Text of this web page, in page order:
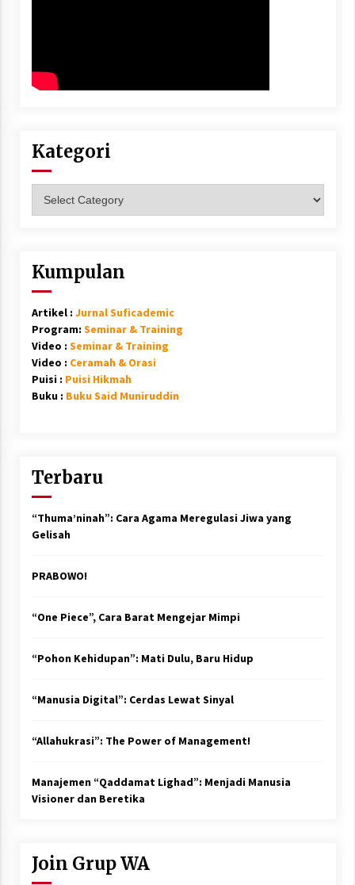
Kategori
Kumpulan
Artikel : Jurnal Suficademic
Program: Seminar & Training
Video : Seminar & Training
Video : Ceramah & Orasi
Puisi : Puisi Hikmah
Buku : Buku Said Muniruddin
Terbaru
“Thuma’ninah”: Cara Agama Meregulasi Jiwa yang
Gelisah
PRABOWO!
“One Piece”, Cara Barat Mengejar Mimpi
“Pohon Kehidupan”: Mati Dulu, Baru Hidup
“Manusia Digital”: Cerdas Lewat Sinyal
“Allahukrasi”: The Power of Management!
Manajemen “Qaddamat Lighad”: Menjadi Manusia
Visioner dan Beretika
Join Grup WA